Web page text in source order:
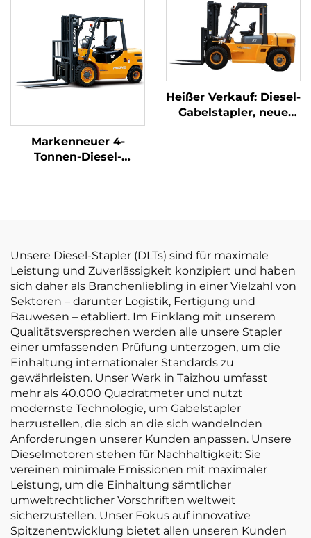
Gabelstapler
Gabelstapler mit 3
Tonnen Tragfähigkeit
Markenneuer 4-
Tonnen-Diesel-
Heißer Verkauf: Diesel-
Gabelstapler, neue
Unsere Diesel-Stapler (DLTs) sind für maximale
Leistung und Zuverlässigkeit konzipiert und haben
sich daher als Branchenliebling in einer Vielzahl von
Sektoren – darunter Logistik, Fertigung und
Bauwesen – etabliert. Im Einklang mit unserem
Qualitätsversprechen werden alle unsere Stapler
einer umfassenden Prüfung unterzogen, um die
Einhaltung internationaler Standards zu
gewährleisten. Unser Werk in Taizhou umfasst
mehr als 40.000 Quadratmeter und nutzt
modernste Technologie, um Gabelstapler
herzustellen, die sich an die sich wandelnden
Anforderungen unserer Kunden anpassen. Unsere
Dieselmotoren stehen für Nachhaltigkeit: Sie
vereinen minimale Emissionen mit maximaler
Leistung, um die Einhaltung sämtlicher
umweltrechtlicher Vorschriften weltweit
sicherzustellen. Unser Fokus auf innovative
Spitzenentwicklung bietet allen unseren Kunden